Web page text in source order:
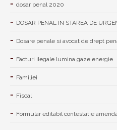
dosar penal 2020
DOSAR PENAL IN STAREA DE
Dosare penale si avocat de drept
Facturi ilegale lumina gaze energie
Familiei
Fiscal
Formular editabil contestatie